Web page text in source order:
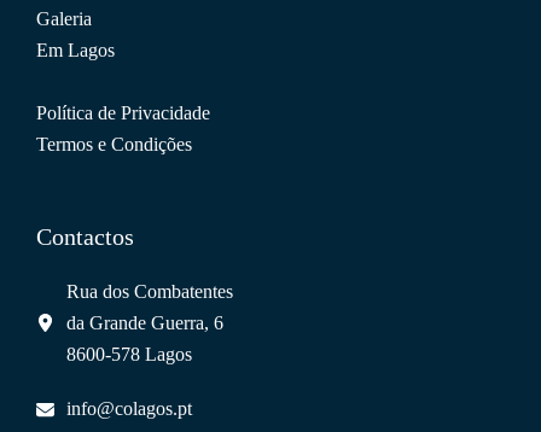
Galeria
Em Lagos
Política de Privacidade
Termos e Condições
Contactos
Rua dos Combatentes
da Grande Guerra, 6
8600-578 Lagos
info@colagos.pt